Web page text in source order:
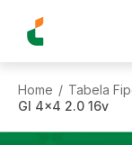
Home / Tabela
Gl 4x4 2.0 16v